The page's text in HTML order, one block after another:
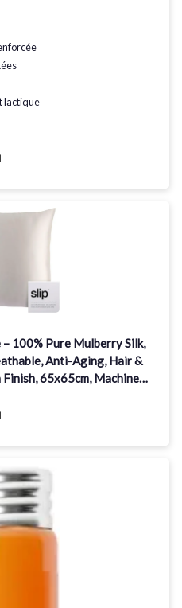
lactique
100% Pure Mulberry Silk,
Anti-Aging, Hair &
65x65cm, Machine